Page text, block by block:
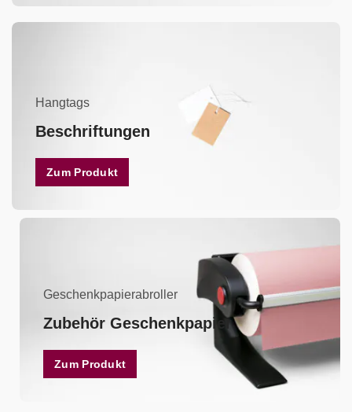
Hangtags
Beschriftungen
Zum Produkt
Geschenkpapierabroller
Zubehör Geschenkpapier
Zum Produkt